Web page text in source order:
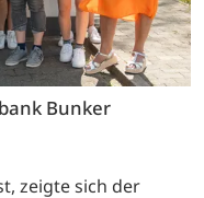
Bunker
zeigte sich der